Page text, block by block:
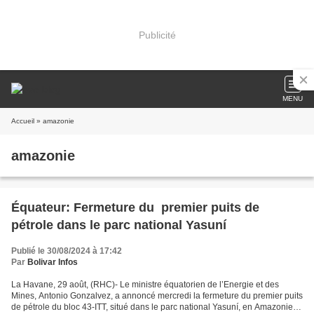
Publicité
MENU
Accueil » amazonie
amazonie
Équateur: Fermeture du premier puits de
pétrole dans le parc national Yasuní
Publié le 30/08/2024 à 17:42
Par Bolivar Infos
La Havane, 29 août, (RHC)- Le ministre équatorien de l’Energie et des
Mines, Antonio Gonzalvez, a annoncé mercredi la fermeture du premier puits
de pétrole du bloc 43-ITT, situé dans le parc national Yasuní, en Amazonie.